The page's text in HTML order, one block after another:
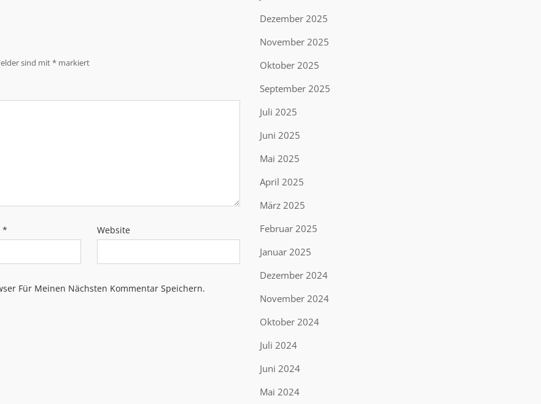
sind mit* markiert
* Website
Für Meinen Nächsten Kommentar Speichern.
Dezember 2025
November 2025
Oktober 2025
September 2025
Juli 2025
Juni 2025
Mai 2025
April 2025
März 2025
Februar 2025
Januar 2025
Dezember 2024
November 2024
Oktober 2024
Juli 2024
Juni 2024
Mai 2024